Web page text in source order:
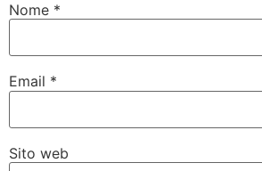
Nome *
Email *
Sito web